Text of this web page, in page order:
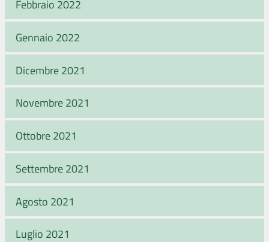
Febbraio 2022
Gennaio 2022
Dicembre 2021
Novembre 2021
Ottobre 2021
Settembre 2021
Agosto 2021
Luglio 2021